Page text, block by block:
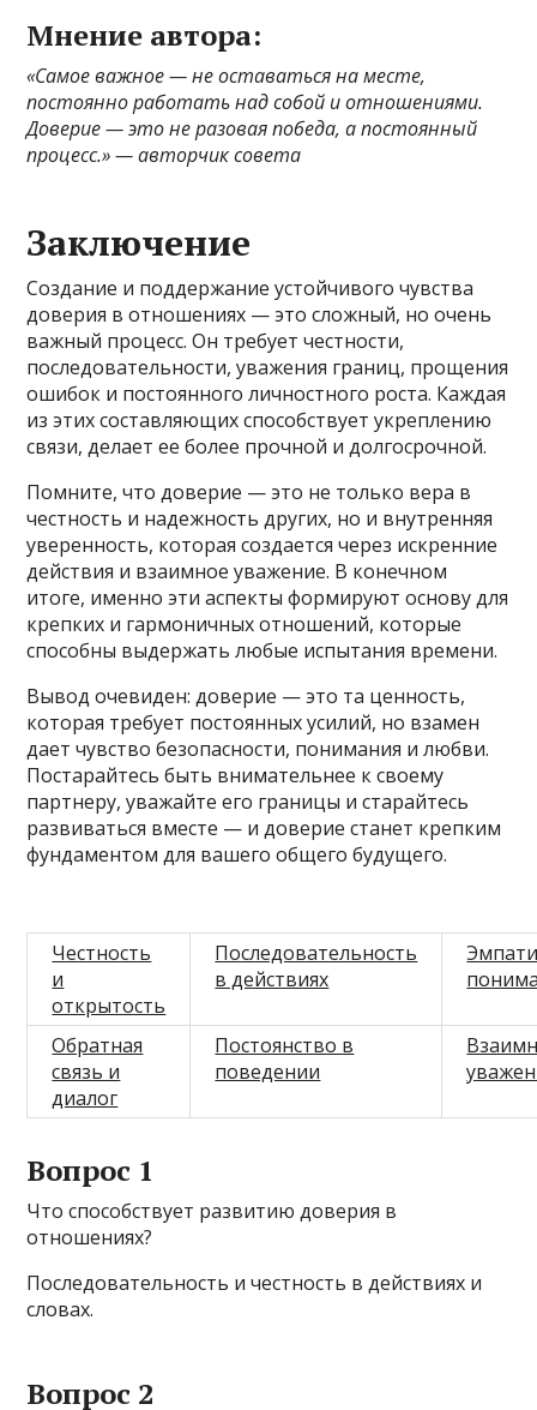
Мнение автора:
«Самое важное — не оставаться на месте,
постоянно работать над собой и отношениями.
Доверие — это не разовая победа, а постоянный
процесс.» — авторчик совета
Заключение
Создание и поддержание устойчивого чувства
доверия в отношениях — это сложный, но очень
важный процесс. Он требует честности,
последовательности, уважения границ, прощения
ошибок и постоянного личностного роста. Каждая
из этих составляющих способствует укреплению
связи, делает ее более прочной и долгосрочной.
Помните, что доверие — это не только вера в
честность и надежность других, но и внутренняя
уверенность, которая создается через искренние
действия и взаимное уважение. В конечном
итоге, именно эти аспекты формируют основу для
крепких и гармоничных отношений, которые
способны выдержать любые испытания времени.
Вывод очевиден: доверие — это та ценность,
которая требует постоянных усилий, но взамен
дает чувство безопасности, понимания и любви.
Постарайтесь быть внимательнее к своему
партнеру, уважайте его границы и старайтесь
развиваться вместе — и доверие станет крепким
фундаментом для вашего общего будущего.
Честность
и
открытость
Последовательность
в действиях
Обратная
связь и
диалог
Постоянство в
поведении
Вопрос 1
Что способствует развитию доверия в
отношениях?
Последовательность и честность в действиях и
словах.
Вопрос 2